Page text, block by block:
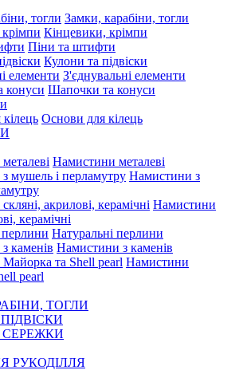
Замки, карабіни, тогли
Кінцевики, крімпи
Піни та штифти
Кулони та підвіски
З'єднувальні елементи
Шапочки та конуси
Основи для кілець
Намистини металеві
Намистини з
Намистини
керамічні
Натуральні перлини
Намистини з каменів
Намистини
pearl
ТОГЛИ
РУКОДІЛЛЯ